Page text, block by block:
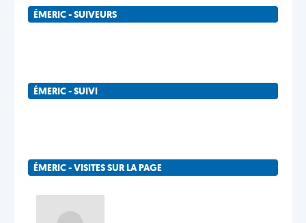
ÉMERIC - SUIVEURS
ÉMERIC - SUIVI
ÉMERIC - VISITES SUR LA PAGE